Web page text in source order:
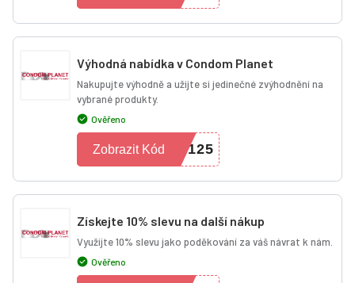
Výhodná nabídka v Condom Planet
Nakupujte výhodně a užijte si jedinečné zvýhodnění na
vybrané produkty.
Ověřeno
7125
Zobrazit Kód
Získejte 10% slevu na další nákup
Využijte 10% slevu jako poděkování za váš návrat k nám.
Ověřeno